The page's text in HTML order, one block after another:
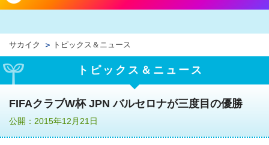
サカイク トピックス＆ニュース
トピックス＆ニュース
FIFAクラブW杯 JPN バルセロナが三度目の優勝
公開：2015年12月21日